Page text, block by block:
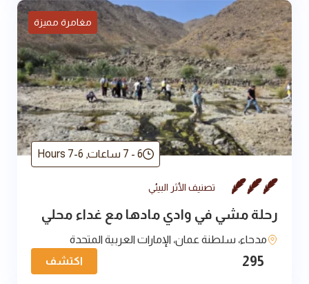
مغامرة مميزة
6 - 7 ساعات ,
6-7 Hours
تصنيف الأثر البيئي
رحلة مشي في وادي مادها مع غداء محلي
مدحاء، سلطنة عمان، الإمارات العربية المتحدة
295 اكتشف